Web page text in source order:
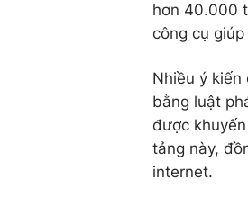
hơn 40.000
công cụ
Nhiều ý kiến
bằng luật
được
tảng này,
internet.